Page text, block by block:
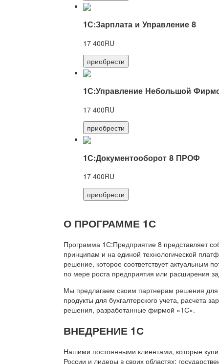
1С:Зарплата и Управление 8
17 400RU
приобрести
1С:Управление Небольшой
17 400RU
приобрести
1С:Документооборот 8 ПРОФ
17 400RU
приобрести
О ПРОГРАММЕ 1С
Программа 1С:Предприятие 8 представляет
принципам и на единой технологической
решение, которое соответствует актуальным
по мере роста предприятия или расширения
Мы предлагаем своим партнерам решения для
продукты для бухгалтерского учета, расчета
решения, разработанные фирмой «1С».
ВНЕДРЕНИЕ 1С
Нашими постоянными клиентами, которые
России и лидеры в своих областях: